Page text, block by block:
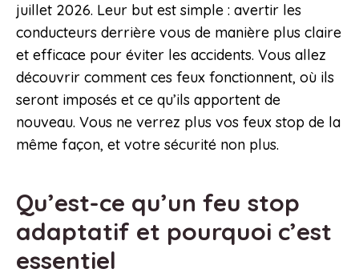
juillet 2026. Leur but est simple : avertir les
conducteurs derrière vous de manière plus claire
et efficace pour éviter les accidents. Vous allez
découvrir comment ces feux fonctionnent, où ils
seront imposés et ce qu’ils apportent de
nouveau. Vous ne verrez plus vos feux stop de la
même façon, et votre sécurité non plus.
Qu’est-ce qu’un feu stop
adaptatif et pourquoi c’est
essentiel